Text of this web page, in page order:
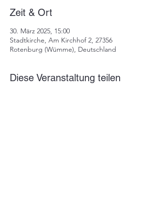
Zeit & Ort
30. März 2025, 15:00
Stadtkirche, Am Kirchhof 2, 27356
Rotenburg (Wümme), Deutschland
Diese Veranstaltung teilen